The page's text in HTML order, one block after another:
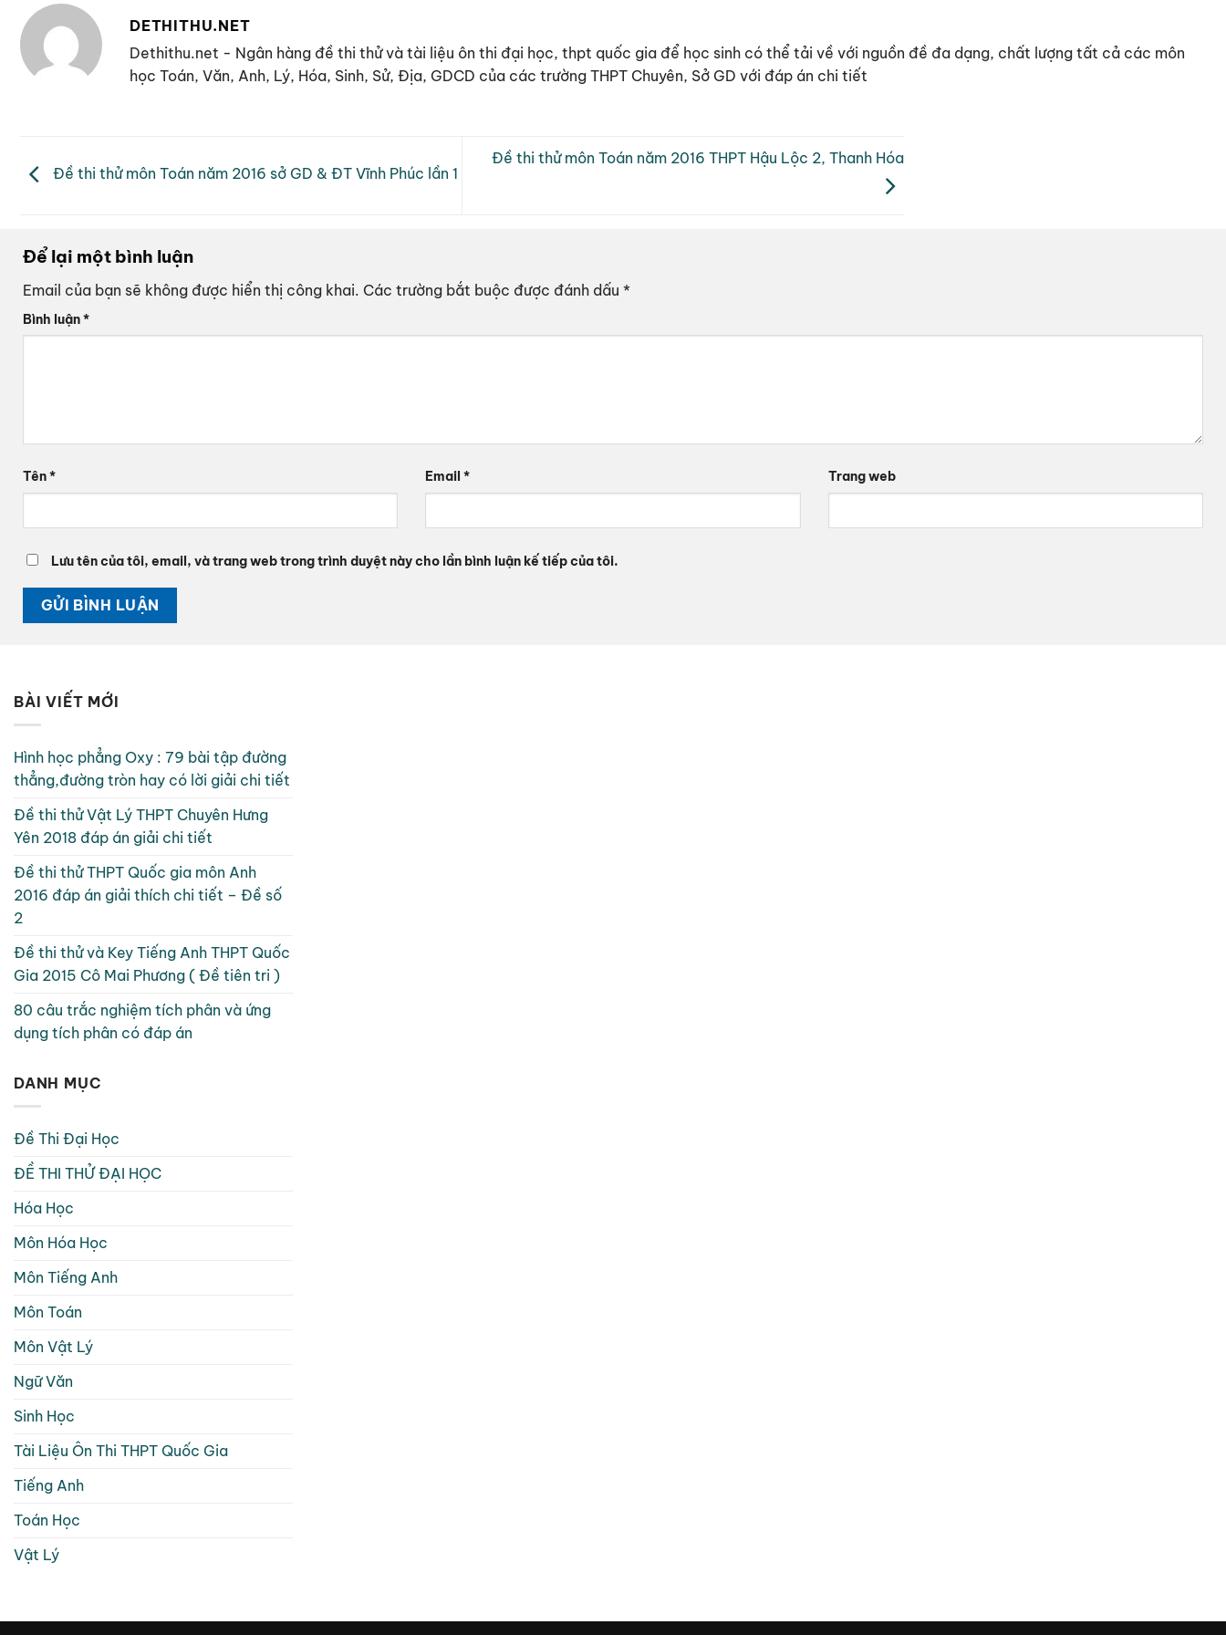
DETHITHU.NET
Dethithu.net - Ngân hàng đề thi thử và tài liệu ôn thi đại học, thpt quốc gia để học sinh có thể tải về với nguồn đề đa dạng, chất lượng tất cả các môn
học Toán, Văn, Anh, Lý, Hóa, Sinh, Sử, Địa, GDCD của các trường THPT Chuyên, Sở GD với đáp án chi tiết
Đề thi thử môn Toán năm 2016 sở GD & ĐT Vĩnh Phúc lần 1
Đề thi thử môn Toán năm 2016 THPT Hậu Lộc 2, Thanh Hóa
Để lại một bình luận
Email của bạn sẽ không được hiển thị công khai. Các trường bắt buộc được đánh dấu *
Bình luận*
Tên* Email* Trang web
Lưu tên của tôi, email, và trang web trong trình duyệt này cho lần bình luận kế tiếp của tôi.
BÀI VIẾT MỚI
Hình học phẳng Oxy : 79 bài tập đường
thẳng,đường tròn hay có lời giải chi tiết
Đề thi thử Vật Lý THPT Chuyên Hưng
Yên 2018 đáp án giải chi tiết
Đề thi thử THPT Quốc gia môn Anh
2016 đáp án giải thích chi tiết – Đề số
2
Đề thi thử và Key Tiếng Anh THPT Quốc
Gia 2015 Cô Mai Phương ( Đề tiên tri )
80 câu trắc nghiệm tích phân và ứng
dụng tích phân có đáp án
DANH MỤC
Đề Thi Đại Học
ĐỀ THI THỬ ĐẠI HỌC
Hóa Học
Môn Hóa Học
Môn Tiếng Anh
Môn Toán
Môn Vật Lý
Ngữ Văn
Sinh Học
Tài Liệu Ôn Thi THPT Quốc Gia
Tiếng Anh
Toán Học
Vật Lý